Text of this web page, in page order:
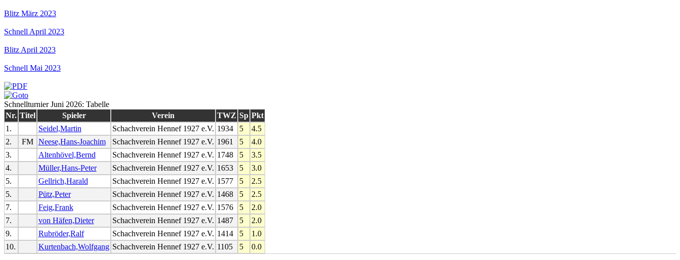
Blitz März 2023
Schnell April 2023
Blitz April 2023
Schnell Mai 2023
Schnellturnier Juni 2026: Tabelle
Nr. Titel Spieler Verein TWZ Sp Pkt
1.
Seidel,Martin Schachverein Hennef 1927 e.V. 1934 5
4.5
2.
FM Neese,Hans-Joachim Schachverein Hennef 1927 e.V. 1961 5
4.0
3.
Altenhövel,Bernd Schachverein Hennef 1927 e.V. 1748 5
3.5
4.
Müller,Hans-Peter Schachverein Hennef 1927 e.V. 1653 5
3.0
5.
Gellrich,Harald Schachverein Hennef 1927 e.V. 1577 5
2.5
5.
Pütz,Peter Schachverein Hennef 1927 e.V. 1468 5
2.5
7.
Feig,Frank Schachverein Hennef 1927 e.V. 1576 5
2.0
7.
von Häfen,Dieter Schachverein Hennef 1927 e.V. 1487 5
2.0
9.
Rubröder,Ralf Schachverein Hennef 1927 e.V. 1414 5
1.0
10.
Kurtenbach,Wolfgang Schachverein Hennef 1927 e.V. 1105 5 0.0